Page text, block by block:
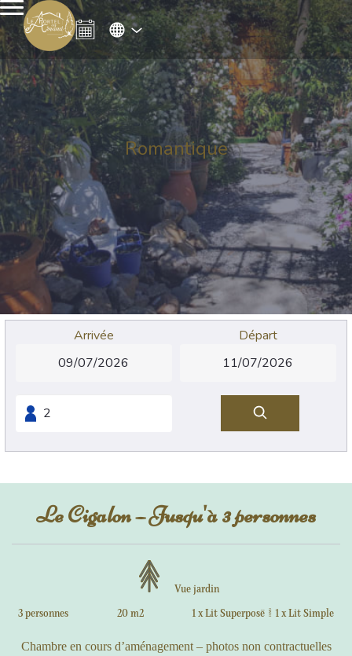
Romantique
Arrivée Départ
Le Cigalon – Jusqu'à 3 personnes
Vue jardin
3 personnes
20 m2 1 x Lit Superposé | 1 x Lit Simple
Chambre en cours d’aménagement – photos non contractuelles